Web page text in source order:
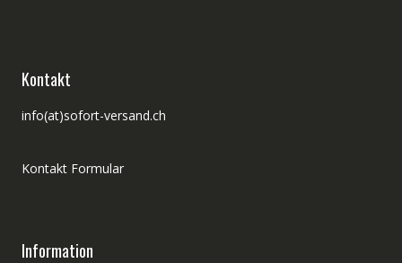
Kontakt
info(at)sofort-versand.ch
Kontakt Formular
Information